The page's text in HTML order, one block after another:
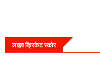
लाइव क्रिकेट स्कोर